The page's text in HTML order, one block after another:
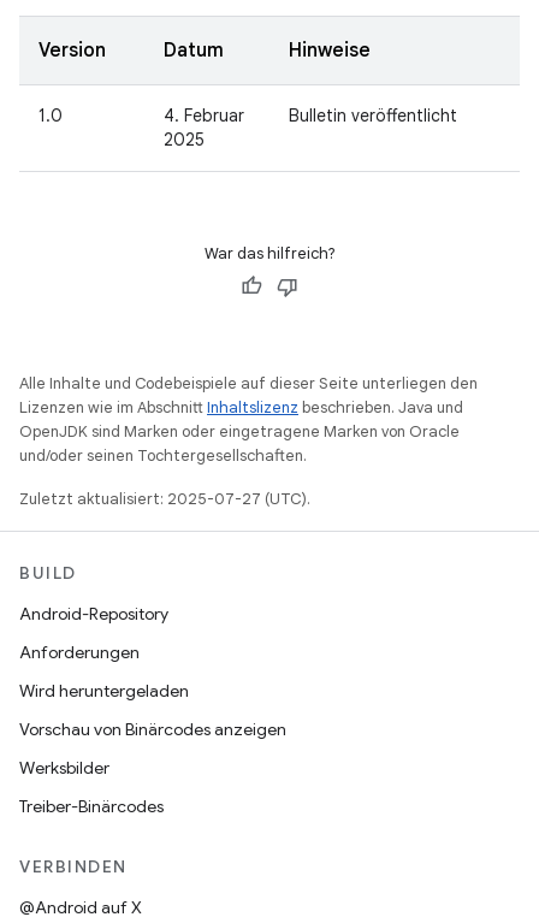
Version Datum Hinweise
1.0
4. Februar
2025
Bulletin veröffentlicht
War das hilfreich?
Alle Inhalte und Codebeispiele auf dieser Seite unterliegen den
Lizenzen wie im AbschnittInhaltslizenz beschrieben. Java und
OpenJDK sind Marken oder eingetragene Marken von Oracle
und/oder seinen Tochtergesellschaften.
Zuletzt aktualisiert: 2025-07-27 (UTC).
BUILD
Android-Repository
Anforderungen
Wird heruntergeladen
Vorschau von Binärcodes anzeigen
Werksbilder
Treiber-Binärcodes
VERBINDEN
@Android auf X